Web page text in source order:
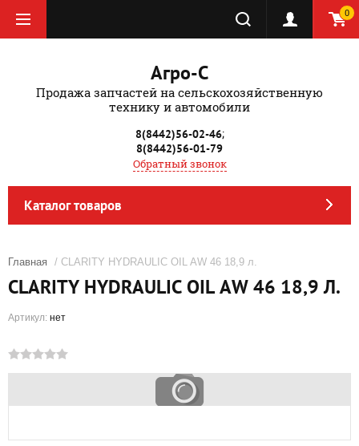
0
Агро-С
Продажа запчастей на сельскохозяйственную
технику и автомобили
8(8442)56-02-46;
8(8442)56-01-79
Обратный звонок
Каталог товаров
Главная / CLARITY HYDRAULIC OIL AW 46 18,9 л.
CLARITY HYDRAULIC OIL AW 46 18,9 Л.
Артикул: нет